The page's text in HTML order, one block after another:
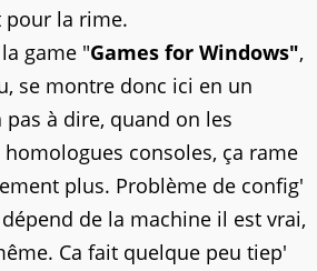
pour la rime.
game "Games for Windows",
se montre donc ici en un
pas à dire, quand on les
consoles, ça rame
plus. Problème de config'
de la machine il est vrai,
Ca fait quelque peu tiep'